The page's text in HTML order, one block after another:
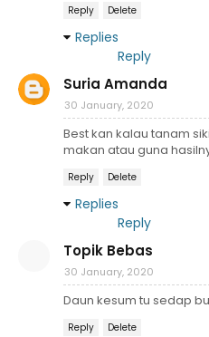
Reply Delete
Replies
Reply
Suria Amanda
30 January, 2020
Best kan kalau tanam
makan atau guna
Reply Delete
Replies
Reply
Topik Bebas
30 January, 2020
Daun kesum tu sedap
Reply Delete